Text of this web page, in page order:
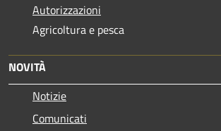
Autorizzazioni
Agricoltura e pesca
NOVITÀ
Notizie
Comunicati